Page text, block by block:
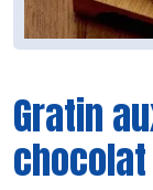
Gratin